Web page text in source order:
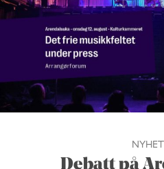
Debatt på